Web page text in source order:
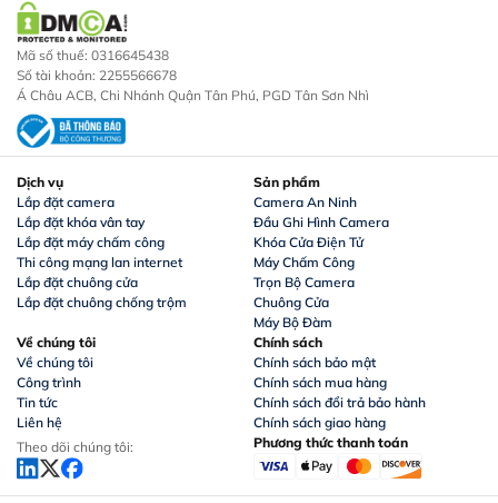
Về chúng tôi
Về chúng tôi
Công trình
Tin tức
Liên hệ
Theo dõi chúng tôi:
Dịch vụ
Lắp đặt camera
Lắp đặt khóa vân tay
Lắp đặt máy chấm công
Thi công mạng lan internet
Lắp đặt chuông cửa
Lắp đặt chuông chống trộm
Sản phẩm
Camera An Ninh
Đầu Ghi Hình Camera
Khóa Cửa Điện Tử
Máy Chấm Công
Trọn Bộ Camera
Chuông Cửa
Máy Bộ Đàm
Chính sách
Chính sách bảo mật
Chính sách mua hàng
Chính sách đổi trả bảo hành
Chính sách giao hàng
Phương thức thanh toán
Mã số thuế: 0316645438
Số tài khoản: 2255566678
Á Châu ACB, Chi Nhánh Quận Tân Phú, PGD Tân Sơn Nhì